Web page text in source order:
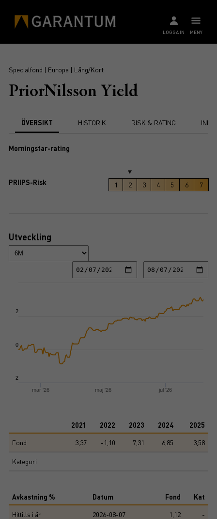
MENY
LOGGA IN
Specialfond | Europa | Lång/Kort
PriorNilsson Yield
ÖVERSIKT HISTORIK RISK & RATING
Morningstar-rating
PRIIPS-Risk 1 2 3 4 5 6 7
Utveckling
The chart has 1 X axis displaying Time. Data ranges from 2026-02-07
The chart has 3 Y axes displaying values values and values.
mar '26 maj '26 jul '26
-2
0
2
2021 2022 2023 2024
2025
Fond
3,37 -1,10 7,31 6,85 3,58
Kategori
Avkastning % Datum Fond
Kat
Hittills i år
2026-08-07 1,12 -